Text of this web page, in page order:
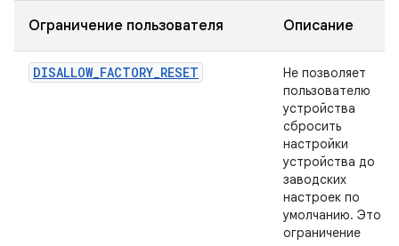
Ограничение пользователя Описание
DISALLOW_FACTORY_RESET
Не позволяет
пользователю
устройства
сбросить
настройки
устройства до
заводских
настроек по
умолчанию. Это
ограничение